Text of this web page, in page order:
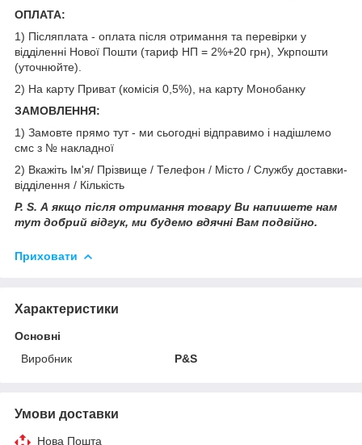
ОПЛАТА:
1) Післяплата - оплата після отримання та перевірки у
відділенні Нової Пошти (тариф НП = 2%+20 грн), Укрпошти
(уточнюйте).
2) На карту Приват (комісія 0,5%), на карту Монобанку
ЗАМОВЛЕННЯ:
1) Замовте прямо тут - ми сьогодні відправимо і надішлемо
смс з № накладної
2) Вкажіть Ім'я/ Прізвище / Телефон / Місто / Службу доставки-
відділення / Кількість
P. S. А якщо після отримання товару Ви напишете нам
тут добрий відгук, ми будемо вдячні Вам подвійно.
Приховати
Характеристики
Основні
Виробник
P&S
Умови доставки
Нова Пошта